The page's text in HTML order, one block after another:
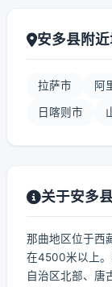
安多县附
拉萨市 阿
日喀则市
关于安多
那曲地区位于西
在4500米以上
自治区北部、唐